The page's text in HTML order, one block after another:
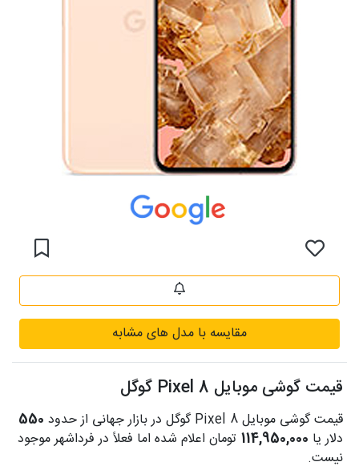
مقایسه با مدل های مشابه
قیمت گوشی موبایل Pixel 8 گوگل
قیمت گوشی موبایل Pixel 8 گوگل در بازار جهانی از حدود
550
دلار یا 114,950,000 تومان اعلام شده اما فعلاً در فرداشهر موجود
نیست.